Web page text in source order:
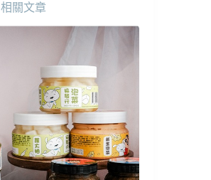
相關文章